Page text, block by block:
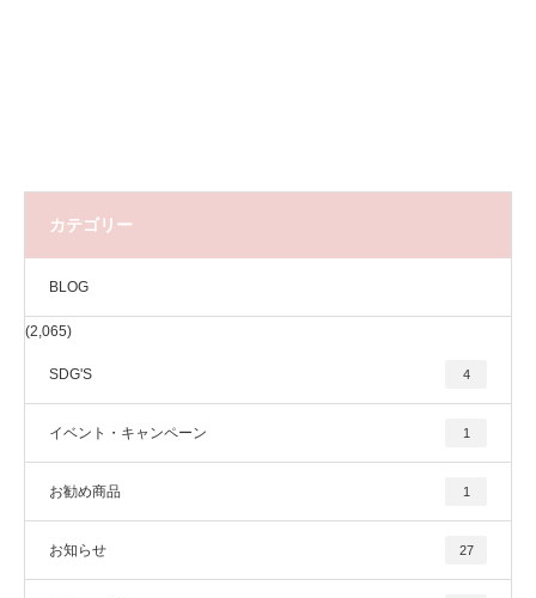
カテゴリー
BLOG
(2,065)
SDG'S 4
イベント・キャンペーン 1
お勧め商品 1
お知らせ 27